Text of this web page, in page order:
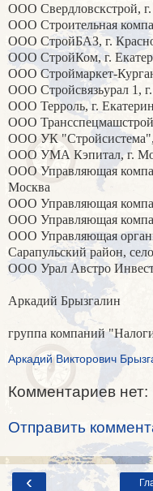
ООО Свердловскстрой, г.
ООО Строительная
ООО СтройБАЗ, г.
ООО СтройКом, г.
ООО Строймаркет-
ООО Стройсвязьурал 1,
ООО Терроль, г.
ООО
ООО УК "Стройсистема",
ООО УМА Кэпитал, г.
ООО Управляющая
Москва
ООО Управляющая
ООО Управляющая
ООО Управляющая
Сарапульский район,
ООО Урал Австро
Аркадий Брызгалин
группа компаний
Аркадий Викторович
Комментариев нет:
Отправить
‹